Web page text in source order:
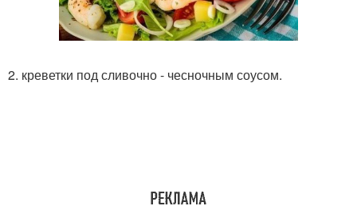
2. креветки под сливочно - чесночным соусом.